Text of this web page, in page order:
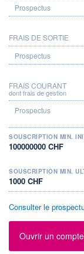
FRAIS DE SORTIE
FRAIS COURANT
dont frais de gestion
SOUSCRIPTION MIN.
100000000 CHF
SOUSCRIPTION MIN.
1000 CHF
Consulter le
Ouvrir un